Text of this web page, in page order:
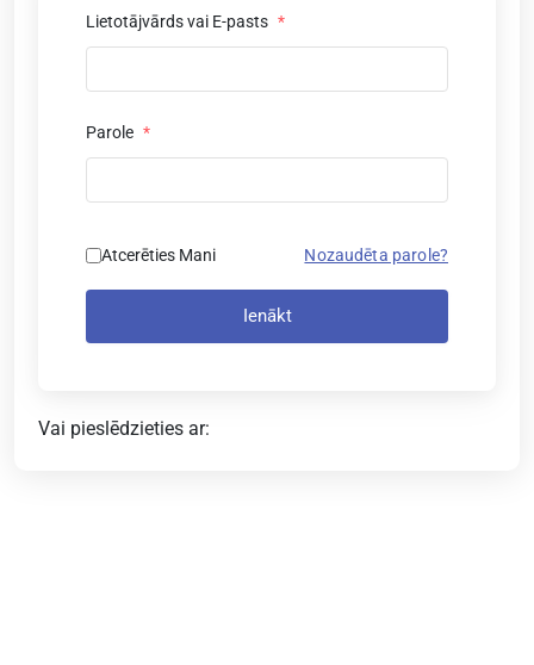
Lietotājvārds vai E-pasts *
Parole *
Atcerēties Mani Nozaudēta parole?
Ienākt
Vai pieslēdzieties ar: